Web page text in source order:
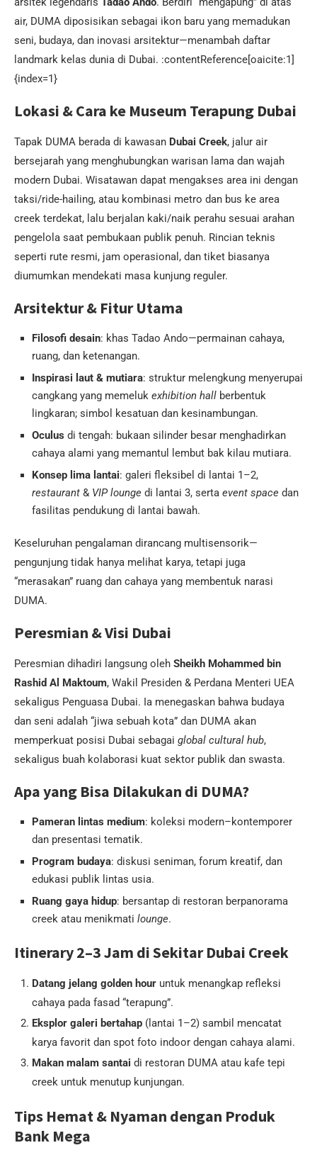
air, DUMA diposisikan sebagai ikon baru yang memadukan
seni, budaya, dan inovasi arsitektur—menambah daftar
landmark kelas dunia di Dubai. :contentReference[oaicite:1]
{index=1}
Lokasi & Cara ke Museum Terapung Dubai
Tapak DUMA berada di kawasan Dubai Creek, jalur air
bersejarah yang menghubungkan warisan lama dan wajah
modern Dubai. Wisatawan dapat mengakses area ini dengan
taksi/ride-hailing, atau kombinasi metro dan bus ke area
creek terdekat, lalu berjalan kaki/naik perahu sesuai arahan
pengelola saat pembukaan publik penuh. Rincian teknis
seperti rute resmi, jam operasional, dan tiket biasanya
diumumkan mendekati masa kunjung reguler.
Arsitektur & Fitur Utama
Filosofi desain: khas Tadao Ando—permainan cahaya,
ruang, dan ketenangan.
Inspirasi laut & mutiara: struktur melengkung menyerupai
cangkang yang memeluk exhibition hall berbentuk
lingkaran; simbol kesatuan dan kesinambungan.
Oculus di tengah: bukaan silinder besar menghadirkan
cahaya alami yang memantul lembut bak kilau mutiara.
Konsep lima lantai: galeri fleksibel di lantai 1–2,
restaurant & VIP lounge di lantai 3, serta event space dan
fasilitas pendukung di lantai bawah.
Keseluruhan pengalaman dirancang multisensorik—
pengunjung tidak hanya melihat karya, tetapi juga
“merasakan” ruang dan cahaya yang membentuk narasi
DUMA.
Peresmian & Visi Dubai
Peresmian dihadiri langsung oleh Sheikh Mohammed bin
Rashid Al Maktoum, Wakil Presiden & Perdana Menteri UEA
sekaligus Penguasa Dubai. Ia menegaskan bahwa budaya
dan seni adalah “jiwa sebuah kota” dan DUMA akan
memperkuat posisi Dubai sebagai global cultural hub,
sekaligus buah kolaborasi kuat sektor publik dan swasta.
Apa yang Bisa Dilakukan di DUMA?
Pameran lintas medium: koleksi modern–kontemporer
dan presentasi tematik.
Program budaya: diskusi seniman, forum kreatif, dan
edukasi publik lintas usia.
Ruang gaya hidup: bersantap di restoran berpanorama
creek atau menikmati lounge.
Itinerary 2–3 Jam di Sekitar Dubai Creek
Datang jelang golden hour untuk menangkap refleksi
cahaya pada fasad “terapung”.
Eksplor galeri bertahap (lantai 1–2) sambil mencatat
karya favorit dan spot foto indoor dengan cahaya alami.
Makan malam santai di restoran DUMA atau kafe tepi
creek untuk menutup kunjungan.
Tips Hemat & Nyaman dengan Produk
Bank Mega